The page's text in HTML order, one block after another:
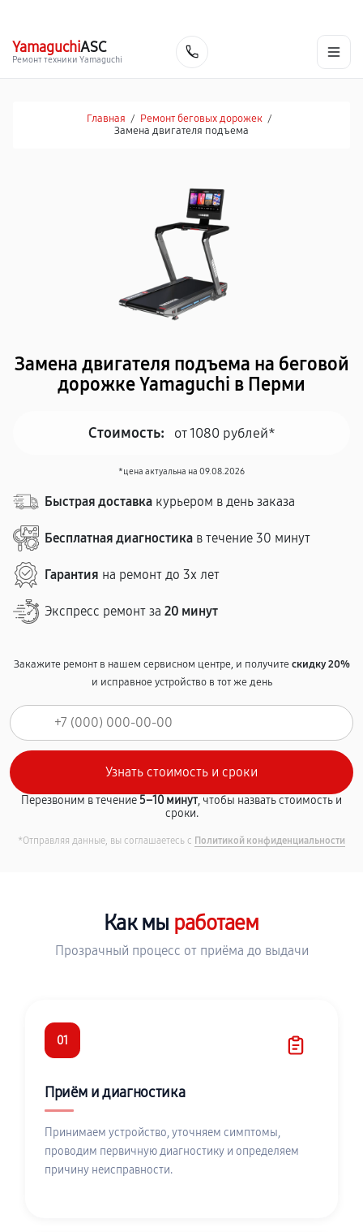
YamaguchiASC
Ремонт техники Yamaguchi
Главная / Ремонт беговых дорожек /
Замена двигателя подъема
Замена двигателя подъема на беговой
дорожке Yamaguchi в Перми
Стоимость: от 1080 рублей*
*цена актуальна на 09.08.2026
Быстрая доставка курьером в день заказа
Бесплатная диагностика в течение 30 минут
Гарантия на ремонт до 3х лет
Экспресс ремонт за 20 минут
Закажите ремонт в нашем сервисном центре, и получитескидку 20%
и исправное устройство в тот же день
Перезвоним в течение5–10 минут, чтобы назвать стоимость и
сроки.
*Отправляя данные, вы соглашаетесь с Политикой конфиденциальности
Как мы работаем
Прозрачный процесс от приёма до выдачи
01
Приём и диагностика
Принимаем устройство, уточняем симптомы,
проводим первичную диагностику и определяем
причину неисправности.